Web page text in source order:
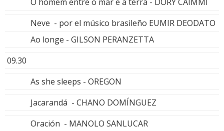
Neve - por el músico brasileño EUMIR DEODATO
Ao longe - GILSON PERANZETTA
09.30
As she sleeps - OREGON
Jacarandá - CHANO DOMÍNGUEZ
Oración - MANOLO SANLUCAR